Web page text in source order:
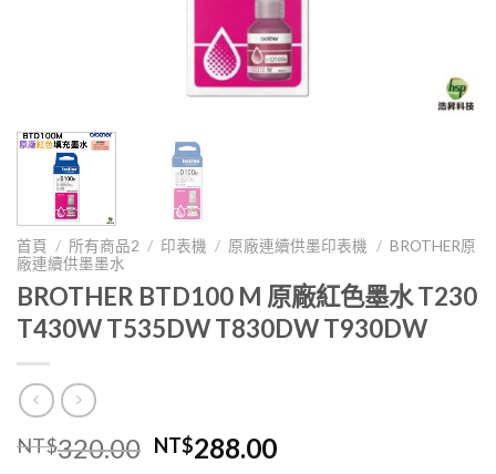
首頁 / 所有商品2 / 印表機 / 原廠連續供墨印表機 / BROTHER原
廠連續供墨墨水
BROTHER BTD100 M 原廠紅色墨水 T230
T430W T535DW T830DW T930DW
NT$320.00 原
NT$288.00目